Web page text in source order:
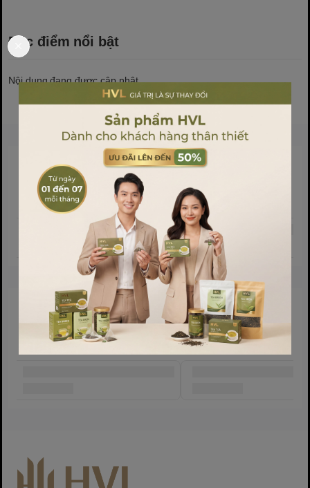
Đặc điểm nổi bật
Nội dung đang được cập nhật
Sản phẩm liên quan
Sản phẩm cùng phân khúc